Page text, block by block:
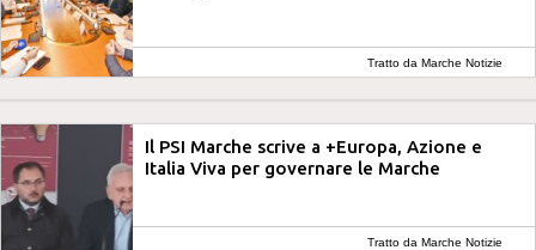
Tratto da Marche Notizie
Il PSI Marche scrive a +Europa, Azione e
Italia Viva per governare le Marche
Tratto da Marche Notizie